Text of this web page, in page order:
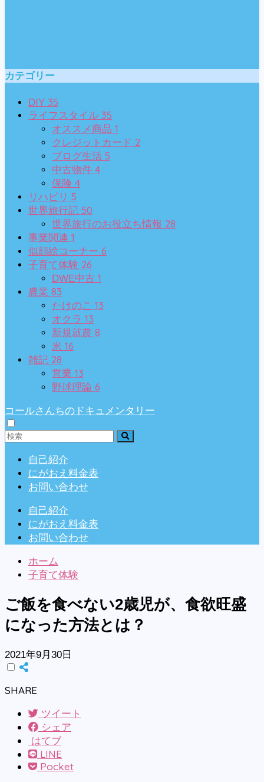
カテゴリー
DIY 35
ライフスタイル 35
オススメ商品 1
クレジットカード 2
ブログ生活 5
中古物件 4
保険 4
リハビリ 5
世界旅行記 50
世界旅行のお役立ち情報 28
事業関連 1
似顔絵コーナー 6
子育て体験 26
DWE中古 1
農業 83
たけのこ 13
オクラ 13
新規就農 8
米 16
雑記 28
営業 13
野球理論 6
コールさんちのドキュメンタリー
自己紹介
にがおえ料金表
お問い合わせ
自己紹介
にがおえ料金表
お問い合わせ
ホーム
子育て体験
ご飯を食べない2歳児が、食欲旺盛
になった方法とは？
2021年9月30日
SHARE
ツイート
シェア
はてブ
LINE
Pocket